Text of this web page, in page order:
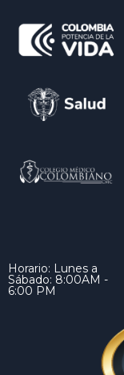
Horario: Lunes a
Sábado: 8:00AM -
6:00 PM